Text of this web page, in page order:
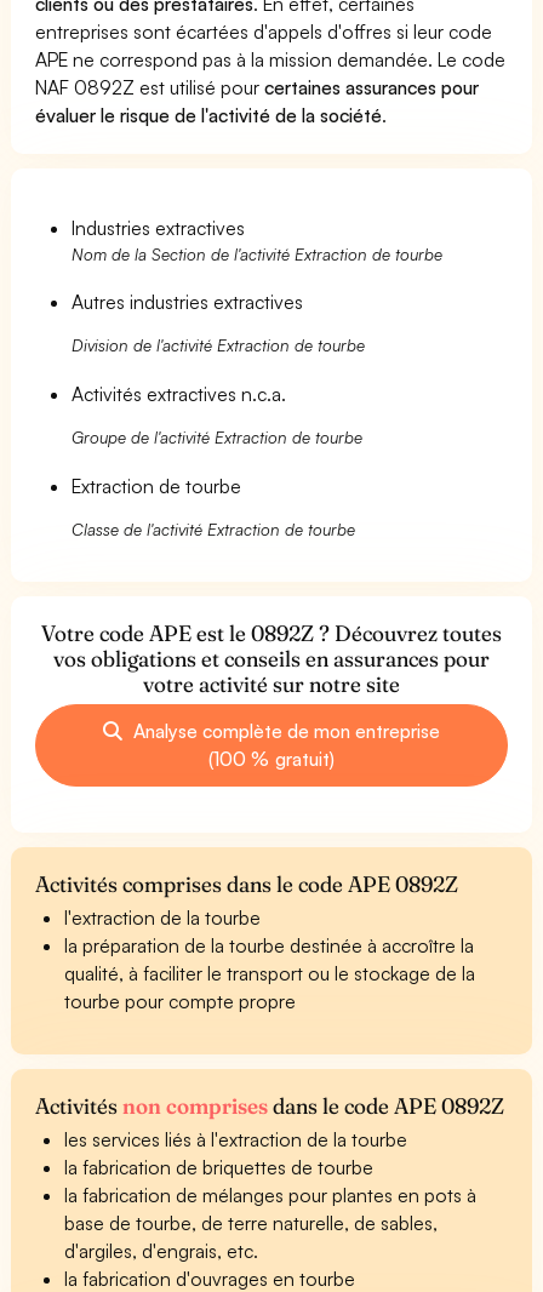
entreprises sont écartées d'appels d'offres si leur code
APE ne correspond pas à la mission demandée. Le code
NAF 0892Z est utilisé pourcertaines assurances pour
évaluer le risque de l'activité de la société.
Industries extractives
Nom de la Section de l'activité Extraction de tourbe
Autres industries extractives
Division de l'activité Extraction de tourbe
Activités extractives n.c.a.
Groupe de l'activité Extraction de tourbe
Extraction de tourbe
Classe de l'activité Extraction de tourbe
Votre code APE est le 0892Z ? Découvrez toutes
vos obligations et conseils en assurances pour
votre activité sur notre site
Analyse complète de mon entreprise
(100 % gratuit)
Activités comprises dans le code APE 0892Z
l'extraction de la tourbe
la préparation de la tourbe destinée à accroître la
qualité, à faciliter le transport ou le stockage de la
tourbe pour compte propre
Activitésnon comprisesdans le code APE 0892Z
les services liés à l'extraction de la tourbe
la fabrication de briquettes de tourbe
la fabrication de mélanges pour plantes en pots à
base de tourbe, de terre naturelle, de sables,
d'argiles, d'engrais, etc.
la fabrication d'ouvrages en tourbe